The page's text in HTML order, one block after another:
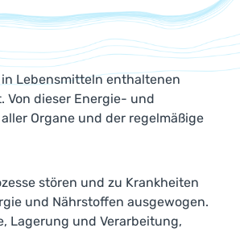
Lebensmitteln enthaltenen
Von dieser Energie- und
Organe und der regelmäßige
stören und zu Krankheiten
und Nährstoffen ausgewogen.
Lagerung und Verarbeitung,